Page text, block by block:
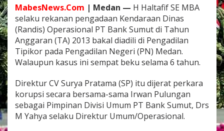
u
i
A
k
h
i
n
y
a
R
e
MabesNews.Com | Medan — H Haltafif SE MBA
selaku rekanan pengadaan Kendaraan Dinas
(Randis) Operasional PT Bank Sumut di Tahun
Anggaran (TA) 2013 bakal diadili di Pengadilan
Tipikor pada Pengadilan Negeri (PN) Medan.
Walaupun kasus ini sempat beku selama 6 tahun.
Direktur CV Surya Pratama (SP) itu dijerat perkara
korupsi secara bersama-sama Irwan Pulungan
sebagai Pimpinan Divisi Umum PT Bank Sumut, Drs
M Yahya selaku Direktur Umum/Operasional.